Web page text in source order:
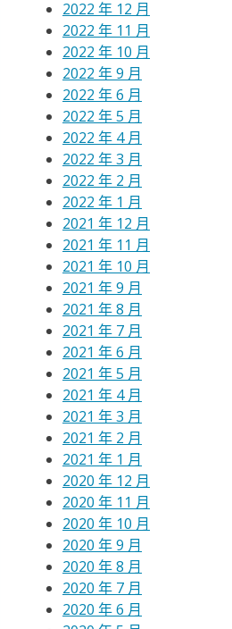
2022 年 12 月
2022 年 11 月
2022 年 10 月
2022 年 9 月
2022 年 6 月
2022 年 5 月
2022 年 4 月
2022 年 3 月
2022 年 2 月
2022 年 1 月
2021 年 12 月
2021 年 11 月
2021 年 10 月
2021 年 9 月
2021 年 8 月
2021 年 7 月
2021 年 6 月
2021 年 5 月
2021 年 4 月
2021 年 3 月
2021 年 2 月
2021 年 1 月
2020 年 12 月
2020 年 11 月
2020 年 10 月
2020 年 9 月
2020 年 8 月
2020 年 7 月
2020 年 6 月